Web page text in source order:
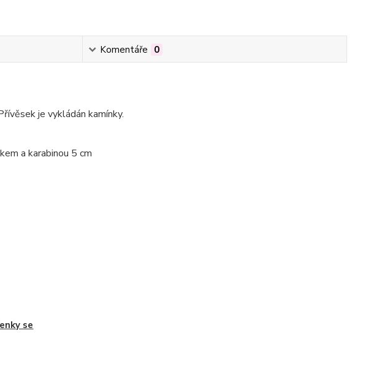
Komentáře 0
je vykládán kamínky.
a karabinou 5 cm
se